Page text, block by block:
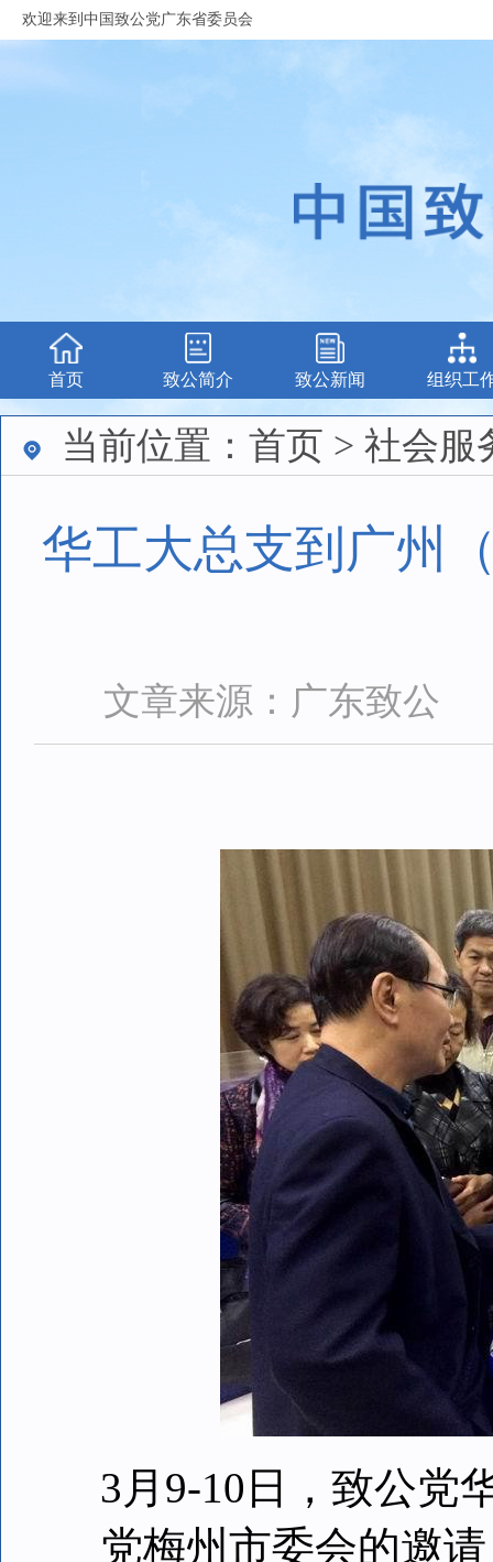
欢迎来到中国致公党广东省委员会
首页 致公简介 致公新闻 组织工
当前位置：首页 > 社会服
华工大总支到广州
文章来源：广东致公
3月9-10日，致公党
党梅州市委会的邀